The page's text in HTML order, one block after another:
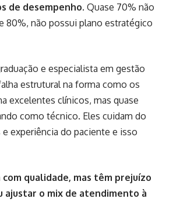
de desempenho. Quase 70% não
80%, não possui plano estratégico
e especialista em gestão
estrutural na forma como os
excelentes clínicos, mas quase
como técnico. Eles cuidam do
experiência do paciente e isso
qualidade, mas têm prejuízo
ajustar o mix de atendimento à